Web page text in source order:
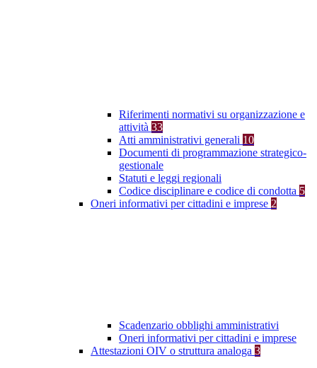
Riferimenti normativi su organizzazione e
attività 33
Atti amministrativi generali 10
Documenti di programmazione strategico-
gestionale
Statuti e leggi regionali
Codice disciplinare e codice di condotta 5
Oneri informativi per cittadini e imprese 2
Scadenzario obblighi amministrativi
Oneri informativi per cittadini e imprese
Attestazioni OIV o struttura analoga 3